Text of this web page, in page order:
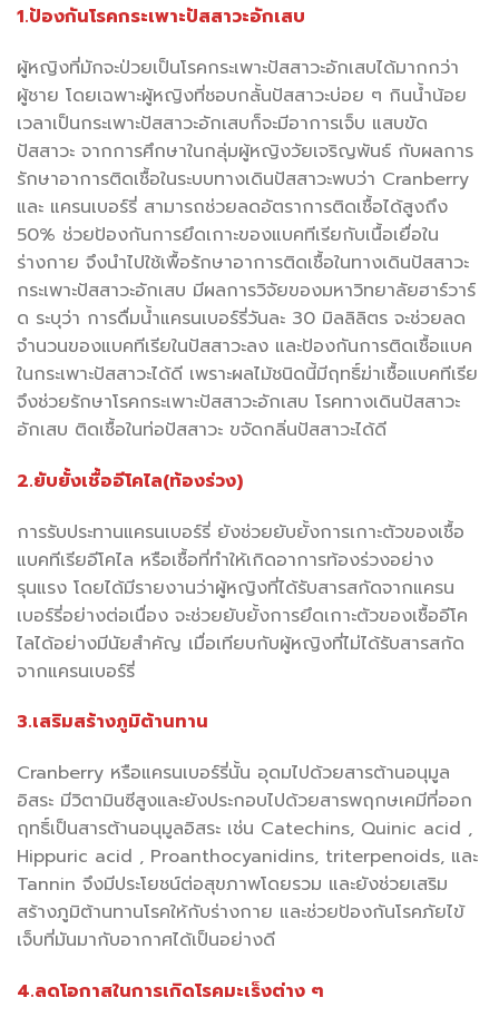
1.ป้องกันโรคกระเพาะปัสสาวะอักเสบ
ผู้หญิงที่มักจะป่วยเป็นโรคกระเพาะปัสสาวะอักเสบได้มากกว่า
ผู้ชาย โดยเฉพาะผู้หญิงที่ชอบกลั้นปัสสาวะบ่อย ๆ กินน้ำน้อย
เวลาเป็นกระเพาะปัสสาวะอักเสบก็จะมีอาการเจ็บ แสบขัด
ปัสสาวะ จากการศึกษาในกลุ่มผู้หญิงวัยเจริญพันธ์ กับผลการ
รักษาอาการติดเชื้อในระบบทางเดินปัสสาวะพบว่า Cranberry
และ แครนเบอร์รี่ สามารถช่วยลดอัตราการติดเชื้อได้สูงถึง
50% ช่วยป้องกันการยึดเกาะของแบคทีเรียกับเนื้อเยื่อใน
ร่างกาย จึงนำไปใช้เพื้อรักษาอาการติดเชื้อในทางเดินปัสสาวะ
กระเพาะปัสสาวะอักเสบ มีผลการวิจัยของมหาวิทยาลัยฮาร์วาร์
ด ระบุว่า การดื่มน้ำแครนเบอร์รี่วันละ 30 มิลลิลิตร จะช่วยลด
จำนวนของแบคทีเรียในปัสสาวะลง และป้องกันการติดเชื้อแบค
ในกระเพาะปัสสาวะได้ดี เพราะผลไม้ชนิดนี้มีฤทธิ์ฆ่าเชื้อแบคทีเรีย
จึงช่วยรักษาโรคกระเพาะปัสสาวะอักเสบ โรคทางเดินปัสสาวะ
อักเสบ ติดเชื้อในท่อปัสสาวะ ขจัดกลิ่นปัสสาวะได้ดี
2.ยับยั้งเชื้ออีโคไล(ท้องร่วง)
การรับประทานแครนเบอร์รี่ ยังช่วยยับยั้งการเกาะตัวของเชื้อ
แบคทีเรียอีโคไล หรือเชื้อที่ทำให้เกิดอาการท้องร่วงอย่าง
รุนแรง โดยได้มีรายงานว่าผู้หญิงที่ได้รับสารสกัดจากแครน
เบอร์รี่อย่างต่อเนื่อง จะช่วยยับยั้งการยึดเกาะตัวของเชื้ออีโค
ไลได้อย่างมีนัยสำคัญ เมื่อเทียบกับผู้หญิงที่ไม่ได้รับสารสกัด
จากแครนเบอร์รี่
3.เสริมสร้างภูมิต้านทาน
Cranberry หรือแครนเบอร์รี่นั้น อุดมไปด้วยสารต้านอนุมูล
อิสระ มีวิตามินซีสูงและยังประกอบไปด้วยสารพฤกษเคมีที่ออก
ฤทธิ์เป็นสารต้านอนุมูลอิสระ เช่น Catechins, Quinic acid ,
Hippuric acid , Proanthocyanidins, triterpenoids, และ
Tannin จึงมีประโยชน์ต่อสุขภาพโดยรวม และยังช่วยเสริม
สร้างภูมิต้านทานโรคให้กับร่างกาย และช่วยป้องกันโรคภัยไข้
เจ็บที่มันมากับอากาศได้เป็นอย่างดี
4.ลดโอกาสในการเกิดโรคมะเร็งต่าง ๆ